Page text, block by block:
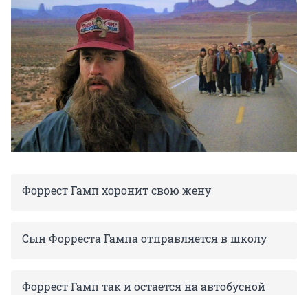
Форрест Гамп хоронит свою жену
Сын Форреста Гампа отправляется в школу
Форрест Гамп так и остается на автобусной